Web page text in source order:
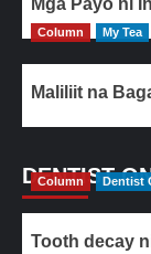
Mga Payo ni
Column My Tea
Maliliit na
DENTIST
Column Dentist
Tooth decay